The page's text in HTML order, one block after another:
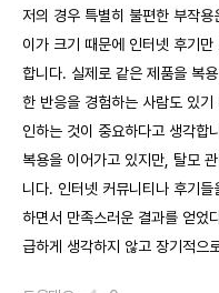
저의 경우 특별히 불편한 부작
이가 크기 때문에 인터넷 후기
합니다. 실제로 같은 제품을 복
한 반응을 경험하는 사람도 있
인하는 것이 중요하다고 생각합
복용을 이어가고 있지만, 탈모
니다. 인터넷 커뮤니티나 후기
하면서 만족스러운 결과를 얻었
급하게 생각하지 않고 장기적으